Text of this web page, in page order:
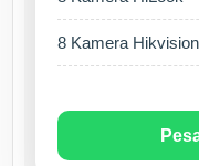
8 Kamera Hikvision